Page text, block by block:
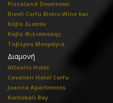
Pizzaland Downtown
Rivoli Corfu Bistro-Wine bar
Κάβα Διαπόν
Κάβα Φιλιππάκης
Ταβέρνα Μουράγια
Διαμονή
Atlantis Hotel
Cavalieri Hotel Corfu
Joanna Apartments
Kontokali Bay